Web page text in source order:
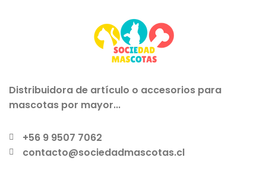
Distribuidora de artículo o accesorios para
mascotas por mayor...
+56 9 9507 7062
contacto@sociedadmascotas.cl